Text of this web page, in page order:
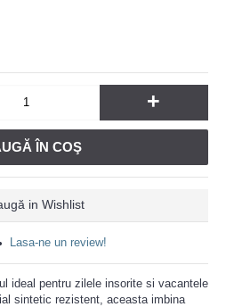
+
ÎN COŞ
in Wishlist
Lasa-ne un review!
ideal pentru zilele insorite si vacantele
sintetic rezistent, aceasta imbina